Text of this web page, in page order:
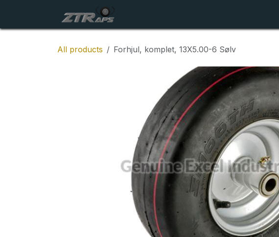
All products Forhjul, komplet, 13X5.00-6 Sølv